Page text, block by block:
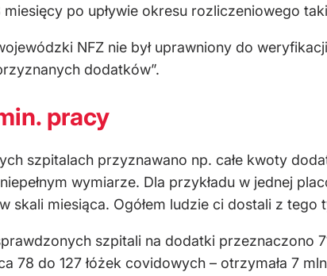
po upływie okresu rozliczeniowego
NFZ nie był uprawniony do
dodatków”.
pracy
szpitalach przyznawano np. całe kwoty
wymiarze. Dla przykładu w jednej
skali miesiąca. Ogółem ludzie ci dostali z tego
szpitali na dodatki przeznaczono
78 do 127 łóżek covidowych – otrzymała 7